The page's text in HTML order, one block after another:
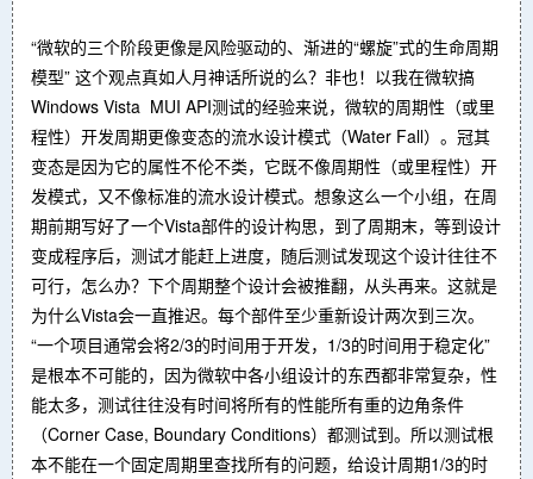
“微软的三个阶段更像是风险驱动的、渐进的“螺旋”式的生命周期
模型” 这个观点真如人月神话所说的么？非也！以我在微软搞
Windows Vista MUI API测试的经验来说，微软的周期性（或里
程性）开发周期更像变态的流水设计模式（Water Fall）。冠其
变态是因为它的属性不伦不类，它既不像周期性（或里程性）开
发模式，又不像标准的流水设计模式。想象这么一个小组，在周
期前期写好了一个Vista部件的设计构思，到了周期末，等到设计
变成程序后，测试才能赶上进度，随后测试发现这个设计往往不
可行，怎么办？下个周期整个设计会被推翻，从头再来。这就是
为什么Vista会一直推迟。每个部件至少重新设计两次到三次。
“一个项目通常会将2/3的时间用于开发，1/3的时间用于稳定化”
是根本不可能的，因为微软中各小组设计的东西都非常复杂，性
能太多，测试往往没有时间将所有的性能所有重的边角条件
（Corner Case, Boundary Conditions）都测试到。所以测试根
本不能在一个固定周期里查找所有的问题，给设计周期1/3的时